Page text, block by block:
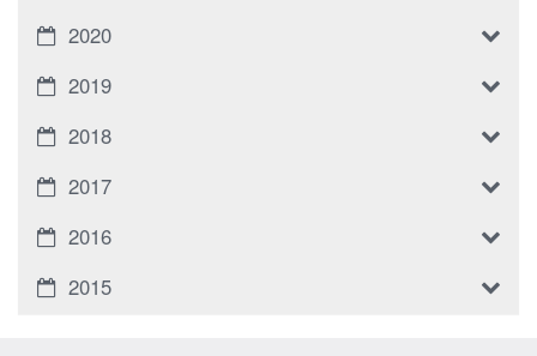
2020
2019
2018
2017
2016
2015